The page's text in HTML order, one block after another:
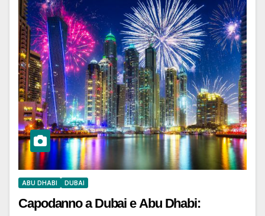
ABU DHABI DUBAI
Capodanno a Dubai e Abu Dhabi: